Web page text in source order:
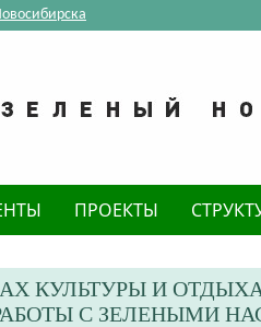
ПРОЕКТЫ
КУЛЬТУРЫ И
С ЗЕЛЕНЫМИ